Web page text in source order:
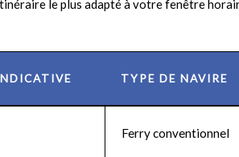
le plus adapté à votre fenêtre
TYPE DE NAVIRE
Ferry conventionnel